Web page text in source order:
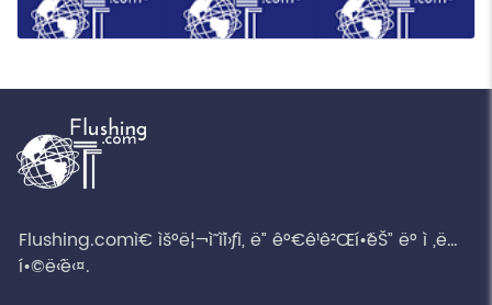
Flushing.comì€ ìš°ë¦¬ì˜ ì´ì›ƒì„ ë” ê°€ê¹ê²Œí•˜ëŠ” ë° ì „ë…
í•©ë‹ˆë‹¤.